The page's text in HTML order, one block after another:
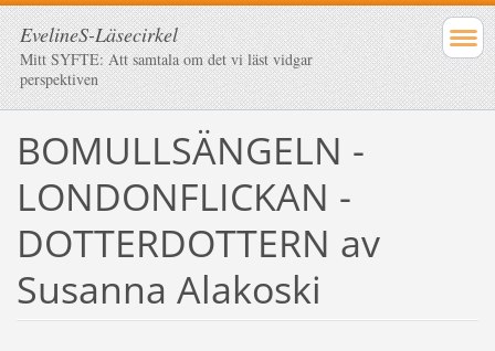
EvelineS-Läsecirkel
Mitt SYFTE: Att samtala om det vi läst vidgar
perspektiven
BOMULLSÄNGELN -
LONDONFLICKAN -
DOTTERDOTTERN av
Susanna Alakoski